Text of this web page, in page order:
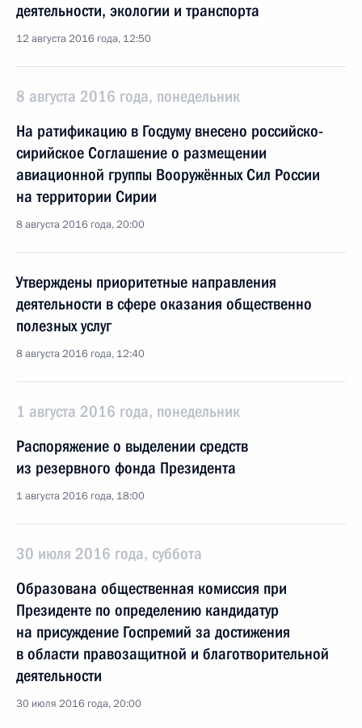
деятельности, экологии и транспорта
12 августа 2016 года, 12:50
8 августа 2016 года, понедельник
На ратификацию в Госдуму внесено российско-
сирийское Соглашение о размещении
авиационной группы Вооружённых Сил России
на территории Сирии
8 августа 2016 года, 20:00
Утверждены приоритетные направления
деятельности в сфере оказания общественно
полезных услуг
8 августа 2016 года, 12:40
1 августа 2016 года, понедельник
Распоряжение о выделении средств
из резервного фонда Президента
1 августа 2016 года, 18:00
30 июля 2016 года, суббота
Образована общественная комиссия при
Президенте по определению кандидатур
на присуждение Госпремий за достижения
в области правозащитной и благотворительной
деятельности
30 июля 2016 года, 20:00